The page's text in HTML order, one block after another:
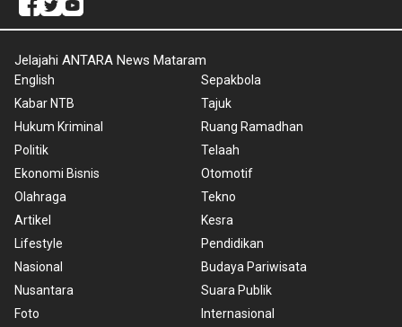
Jelajahi ANTARA News Mataram
English
Kabar NTB
Hukum Kriminal
Politik
Ekonomi Bisnis
Olahraga
Artikel
Lifestyle
Nasional
Nusantara
Foto
Sepakbola
Tajuk
Ruang Ramadhan
Telaah
Otomotif
Tekno
Kesra
Pendidikan
Budaya Pariwisata
Suara Publik
Internasional